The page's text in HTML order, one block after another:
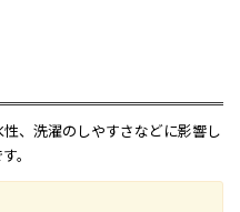
、洗濯のしやすさなどに影響し
。